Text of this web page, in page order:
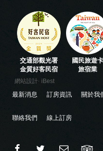
交通部觀光署
金質好客民宿
國民旅遊卡
旅宿業
網站設計‧ iBest
最新消息 訂房資訊 關於我
聯絡我們 線上訂房